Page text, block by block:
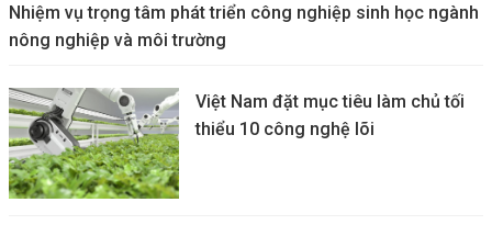
Nhiệm vụ trọng tâm phát triển công nghiệp sinh học ngành
nông nghiệp và môi trường
Việt Nam đặt mục tiêu làm chủ tối
thiểu 10 công nghệ lõi